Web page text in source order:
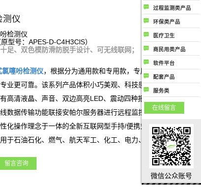
测仪
检测仪
型号：APES-D-C4H3ClS）
足、双色模防滑防脱手设计、可无线联网；
氯噻吩检测仪，根据分为通用款和专用款，专用款为结合客户
业更可靠。该系列产品体积小巧美观、科技感强、携带方便，
高清液晶、声音、双边高亮LED、震动四种报警方式，同时具
数据传输功能联接安帕尔服务器进行远程监控、数据存储和分
化操作理念于一体的全新互联网型手持/便携式气体检测仪。
于石油石化、燃气、航天军工、化工、电力、科研院所、市政
留言咨询
工业安全类产品主
要指用于各工业场
所中保护人民生命
健康和财务安全的
气体成分检测及分
析类相关产品；
过程监测类产品
过程监测类产品主
要是指用于生产制
造过程控制中提高
质量和生产效率用
的气体成分检测及
分析类相关产品
环保类产品
环保类产品主要指
用于监测大气环境
或提高大气空气质
量相关的所有气体
成分检测和分析类
产品
医疗卫生
医疗卫生类产品是
指用于医疗行业或
公共卫生领域相关
的所有气体成分检
测和分析类产品
商民用类产品
商民用类产品是指
商用或者民用用于
保护人类生命健康
或者财产安全相关
的气体成分检测和
分析类产品
软件平台
软件平台类产品是
指与气体成分检测
及分析相关的各种
应用场景上使用的
软件监测和管理云
平台、环保云平
台、过程监测管控
云平台等；
配套产品
配套产品
服务类
服务类指除了行业
硬件产品和软件产
供的气体成分监测
及分析行业相关的
服务
在线留言
微信公众账号